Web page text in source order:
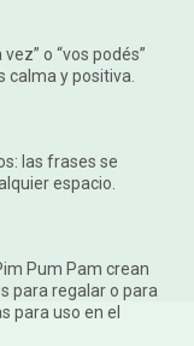
o “vos podés”
y positiva.
las frases se
espacio.
Pum Pam crean
para regalar o para
para uso en el